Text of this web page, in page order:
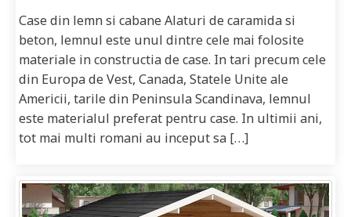
Case din lemn si cabane Alaturi de caramida si
beton, lemnul este unul dintre cele mai folosite
materiale in constructia de case. In tari precum cele
din Europa de Vest, Canada, Statele Unite ale
Americii, tarile din Peninsula Scandinava, lemnul
este materialul preferat pentru case. In ultimii ani,
tot mai multi romani au inceput sa […]